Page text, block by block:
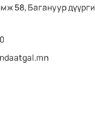
58, Багануур